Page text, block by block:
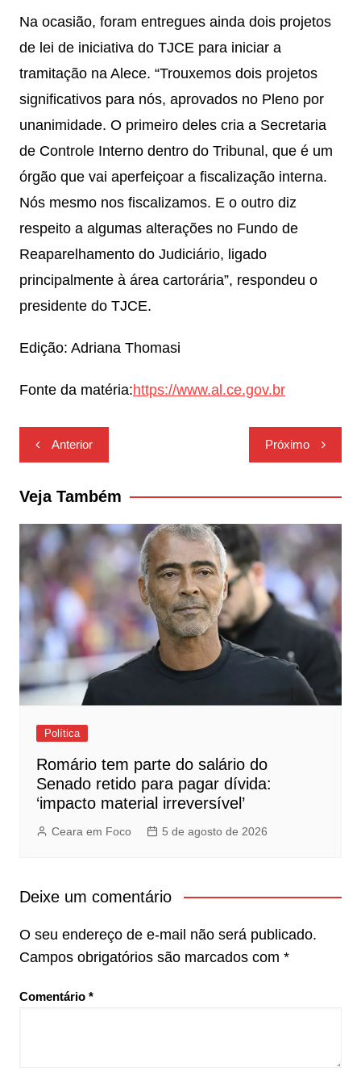
Na ocasião, foram entregues ainda dois projetos
de lei de iniciativa do TJCE para iniciar a
tramitação na Alece. “Trouxemos dois projetos
significativos para nós, aprovados no Pleno por
unanimidade. O primeiro deles cria a Secretaria
de Controle Interno dentro do Tribunal, que é um
órgão que vai aperfeiçoar a fiscalização interna.
Nós mesmo nos fiscalizamos. E o outro diz
respeito a algumas alterações no Fundo de
Reaparelhamento do Judiciário, ligado
principalmente à área cartorária”, respondeu o
presidente do TJCE.
Edição: Adriana Thomasi
Fonte da matéria:https://www.al.ce.gov.br
Navegação
de
Post
Anterior Próximo
Veja Também
Política
Romário tem parte do salário do
Senado retido para pagar dívida:
‘impacto material irreversível’
Ceara em Foco 5 de agosto de 2026
Deixe um comentário
O seu endereço de e-mail não será publicado.
Campos obrigatórios são marcados com *
Comentário *